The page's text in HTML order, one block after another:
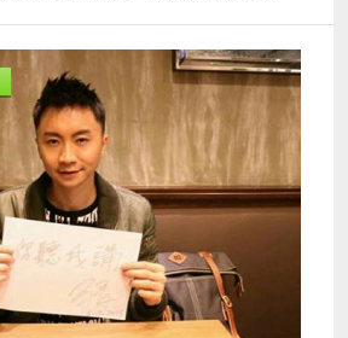
校，其後修讀特技化妝課程，曾參
之化妝工作。 從小喜歡藝術、創
影，接觸化妝後，更為此著迷。身邊
很多啟發，想透過化妝這個途徑表達
馬行空的創意。 創作靈感來自個人對
，運用化妝藝術來演繹。每幅作品都
心想法，展現各種情緒和情感，帶你
引起共鳴。 展覽讓你發掘不自知的
人的心聲。